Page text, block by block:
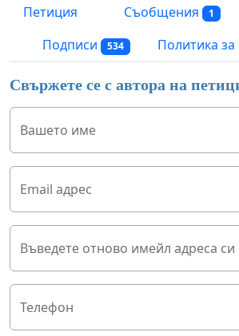
Петиция Съобщения 1
Подписи 534 Политика
Свържете се с автора на
Вашето име
Email адрес
Въведете отново имейл адреса си
Телефон